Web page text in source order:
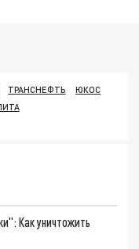
ТРАНСНЕФТЬ
ЮКОС
Как уничтожить